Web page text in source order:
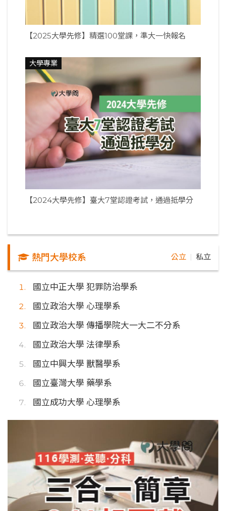
【2025大學先修】精選100堂課，準大一快報名
大學專業
【2024大學先修】臺大7堂認證考試，通過抵學分
熱門大學校系 公立 私立
國立中正大學 犯罪防治學系
國立政治大學 心理學系
國立政治大學 傳播學院大一大二不分系
國立政治大學 法律學系
國立中興大學 獸醫學系
國立臺灣大學 藥學系
國立成功大學 心理學系